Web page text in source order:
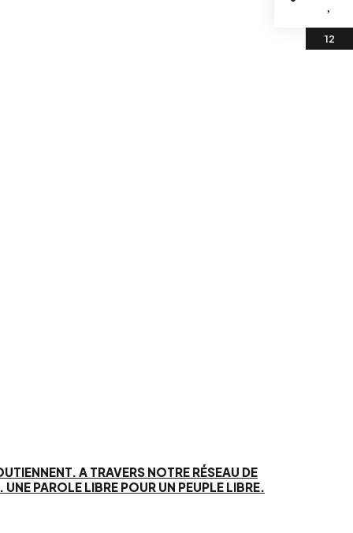
A TRAVERS NOTRE RÉSEAU DE
PAROLE LIBRE POUR UN PEUPLE LIBRE.